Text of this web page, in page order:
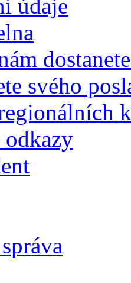
údaje
svého
odkazy